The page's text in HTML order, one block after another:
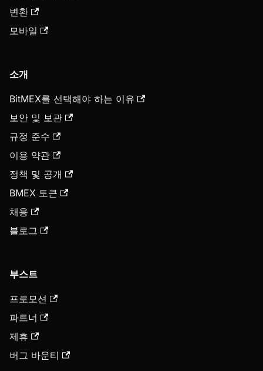
변환
모바일
소개
BitMEX를 선택해야 하는 이유
보안 및 보관
규정 준수
이용 약관
정책 및 공개
BMEX 토큰
채용
블로그
부스트
프로모션
파트너
제휴
버그 바운티